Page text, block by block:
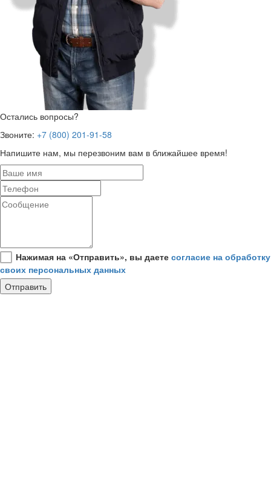
Остались вопросы?
Звоните: +7 (800) 201-91-58
Напишите нам, мы перезвоним вам в ближайшее время!
Нажимая на «Отправить», вы даете согласие на обработку
своих персональных данных